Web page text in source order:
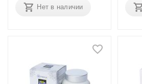
Нет в наличии